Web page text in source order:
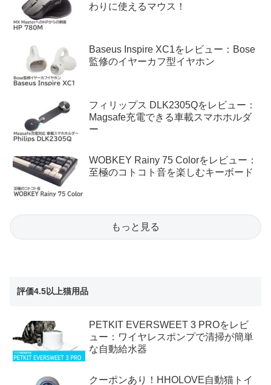
わりに使えるマウス！
Baseus Inspire XC1をレビュー：Bose
監修のイヤーカフ型イヤホン
フィリップス DLK2305Qをレビュー：
Magsafe充電できる車載スマホホルダ
ー
WOBKEY Rainy 75 Colorをレビュー：
至極のコトコト音を楽しむキーボード
もっと見る
評価4.5以上猫用品
PETKIT EVERSWEET 3 PROをレビ
ュー：ワイヤレスポンプで清掃が簡単
な自動給水器
クーポンあり！HHOLOVE自動猫トイ